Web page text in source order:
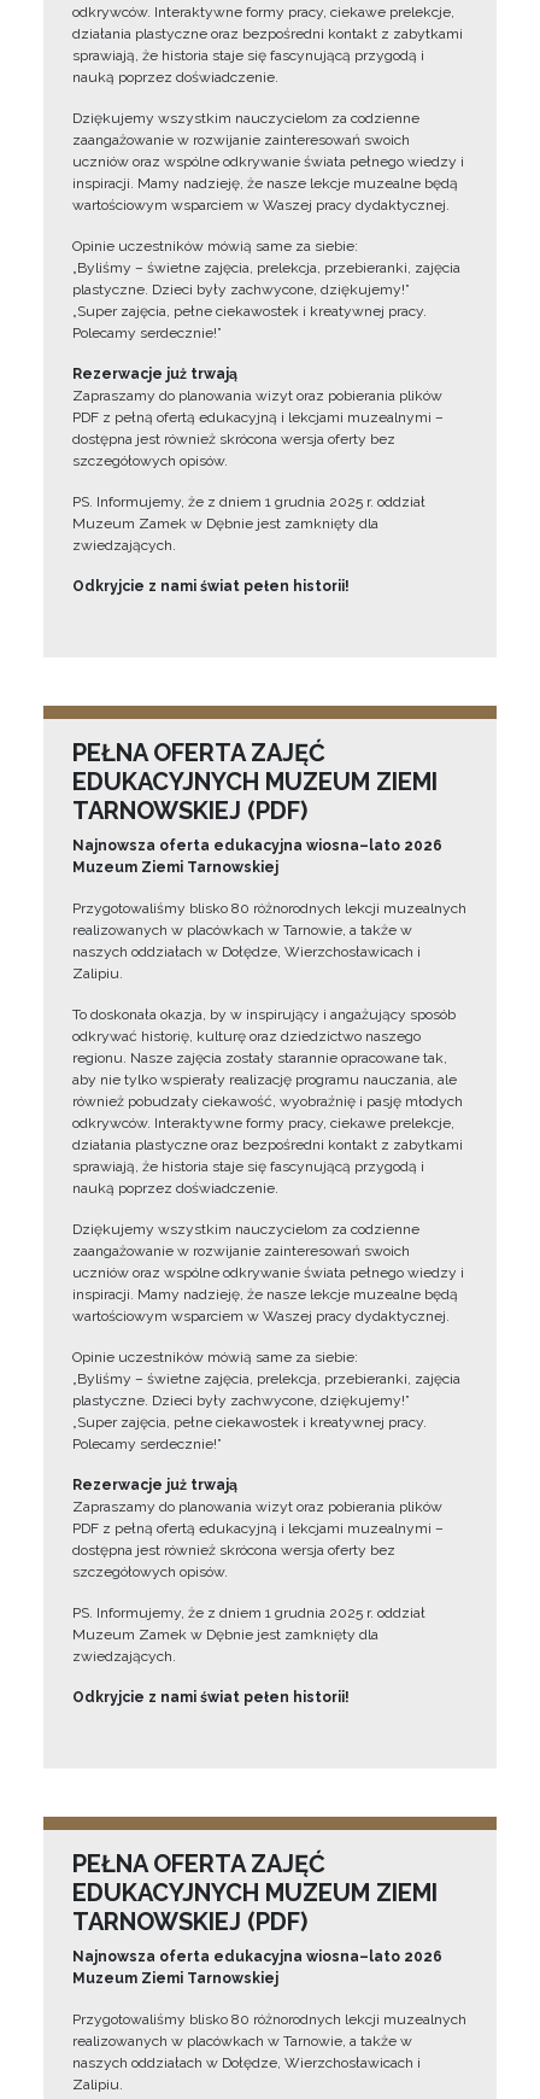
odkrywców. Interaktywne formy pracy, ciekawe prelekcje,
działania plastyczne oraz bezpośredni kontakt z zabytkami
sprawiają, że historia staje się fascynującą przygodą i
nauką poprzez doświadczenie.
Dziękujemy wszystkim nauczycielom za codzienne
zaangażowanie w rozwijanie zainteresowań swoich
uczniów oraz wspólne odkrywanie świata pełnego wiedzy i
inspiracji. Mamy nadzieję, że nasze lekcje muzealne będą
wartościowym wsparciem w Waszej pracy dydaktycznej.
Opinie uczestników mówią same za siebie:
„Byliśmy – świetne zajęcia, prelekcja, przebieranki, zajęcia
plastyczne. Dzieci były zachwycone, dziękujemy!”
„Super zajęcia, pełne ciekawostek i kreatywnej pracy.
Polecamy serdecznie!”
Rezerwacje już trwają
Zapraszamy do planowania wizyt oraz pobierania plików
PDF z pełną ofertą edukacyjną i lekcjami muzealnymi –
dostępna jest również skrócona wersja oferty bez
szczegółowych opisów.
PS. Informujemy, że z dniem 1 grudnia 2025 r. oddział
Muzeum Zamek w Dębnie jest zamknięty dla
zwiedzających.
Odkryjcie z nami świat pełen historii!
PEŁNA OFERTA ZAJĘĆ
EDUKACYJNYCH MUZEUM ZIEMI
TARNOWSKIEJ (PDF)
Najnowsza oferta edukacyjna wiosna–lato 2026
Muzeum Ziemi Tarnowskiej
Przygotowaliśmy blisko 80 różnorodnych lekcji muzealnych
realizowanych w placówkach w Tarnowie, a także w
naszych oddziałach w Dołędze, Wierzchosławicach i
Zalipiu.
To doskonała okazja, by w inspirujący i angażujący sposób
odkrywać historię, kulturę oraz dziedzictwo naszego
regionu. Nasze zajęcia zostały starannie opracowane tak,
aby nie tylko wspierały realizację programu nauczania, ale
również pobudzały ciekawość, wyobraźnię i pasję młodych
odkrywców. Interaktywne formy pracy, ciekawe prelekcje,
działania plastyczne oraz bezpośredni kontakt z zabytkami
sprawiają, że historia staje się fascynującą przygodą i
nauką poprzez doświadczenie.
Dziękujemy wszystkim nauczycielom za codzienne
zaangażowanie w rozwijanie zainteresowań swoich
uczniów oraz wspólne odkrywanie świata pełnego wiedzy i
inspiracji. Mamy nadzieję, że nasze lekcje muzealne będą
wartościowym wsparciem w Waszej pracy dydaktycznej.
Opinie uczestników mówią same za siebie:
„Byliśmy – świetne zajęcia, prelekcja, przebieranki, zajęcia
plastyczne. Dzieci były zachwycone, dziękujemy!”
„Super zajęcia, pełne ciekawostek i kreatywnej pracy.
Polecamy serdecznie!”
Rezerwacje już trwają
Zapraszamy do planowania wizyt oraz pobierania plików
PDF z pełną ofertą edukacyjną i lekcjami muzealnymi –
dostępna jest również skrócona wersja oferty bez
szczegółowych opisów.
PS. Informujemy, że z dniem 1 grudnia 2025 r. oddział
Muzeum Zamek w Dębnie jest zamknięty dla
zwiedzających.
Odkryjcie z nami świat pełen historii!
PEŁNA OFERTA ZAJĘĆ
EDUKACYJNYCH MUZEUM ZIEMI
TARNOWSKIEJ (PDF)
Najnowsza oferta edukacyjna wiosna–lato 2026
Muzeum Ziemi Tarnowskiej
Przygotowaliśmy blisko 80 różnorodnych lekcji muzealnych
realizowanych w placówkach w Tarnowie, a także w
naszych oddziałach w Dołędze, Wierzchosławicach i
Zalipiu.